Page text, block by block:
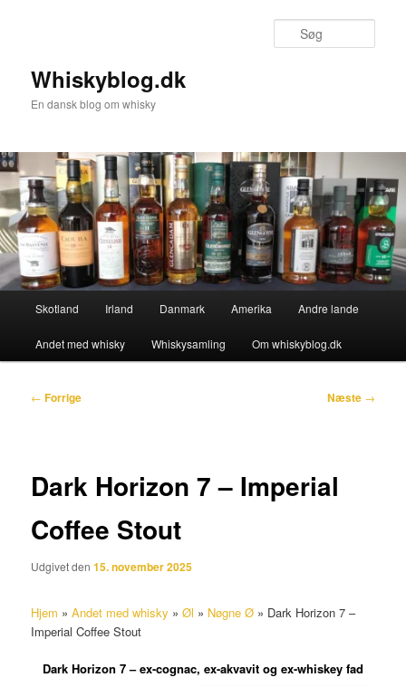
Whiskyblog.dk
En dansk blog om whisky
Skotland Irland Danmark Amerika Andre lande
Andet med whisky Whiskysamling Om whiskyblog.dk
Indlægsnavigation
← Forrige Næste →
Dark Horizon 7 – Imperial
Coffee Stout
Udgivet den15. november 2025
Hjem »Andet med whisky »Øl » Nøgne Ø » Dark Horizon 7 –
Imperial Coffee Stout
Dark Horizon 7 – ex-cognac, ex-akvavit og ex-whiskey fad